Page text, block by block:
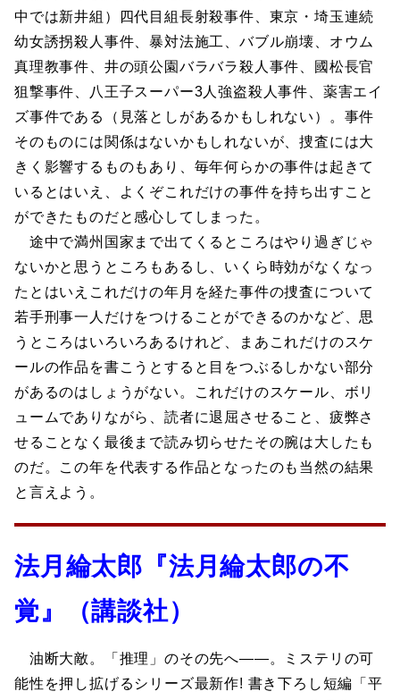
中では新井組）四代目組長射殺事件、東京・埼玉連続
幼女誘拐殺人事件、暴対法施工、バブル崩壊、オウム
真理教事件、井の頭公園バラバラ殺人事件、國松長官
狙撃事件、八王子スーパー3人強盗殺人事件、薬害エイ
ズ事件である（見落としがあるかもしれない）。事件
そのものには関係はないかもしれないが、捜査には大
きく影響するものもあり、毎年何らかの事件は起きて
いるとはいえ、よくぞこれだけの事件を持ち出すこと
ができたものだと感心してしまった。
途中で満州国家まで出てくるところはやり過ぎじゃ
ないかと思うところもあるし、いくら時効がなくなっ
たとはいえこれだけの年月を経た事件の捜査について
若手刑事一人だけをつけることができるのかなど、思
うところはいろいろあるけれど、まあこれだけのスケ
ールの作品を書こうとすると目をつぶるしかない部分
があるのはしょうがない。これだけのスケール、ボリ
ュームでありながら、読者に退屈させること、疲弊さ
せることなく最後まで読み切らせたその腕は大したも
のだ。この年を代表する作品となったのも当然の結果
と言えよう。
法月綸太郎『法月綸太郎の不
覚』（講談社）
油断大敵。「推理」のその先へ――。ミステリの可
能性を押し拡げるシリーズ最新作! 書き下ろし短編「平